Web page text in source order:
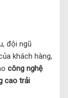
đội ngũ
khách hàng,
công nghệ
cao trải